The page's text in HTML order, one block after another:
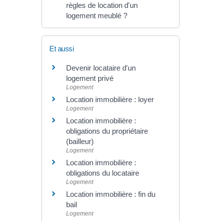
règles de location d'un
logement meublé ?
Et aussi
Devenir locataire d'un
logement privé
Logement
Location immobilière : loyer
Logement
Location immobilière :
obligations du propriétaire
(bailleur)
Logement
Location immobilière :
obligations du locataire
Logement
Location immobilière : fin du
bail
Logement